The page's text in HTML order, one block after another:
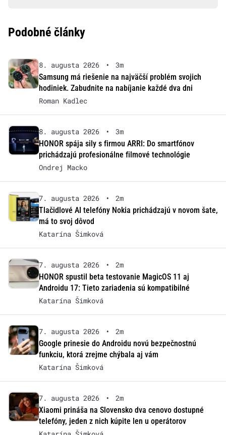
Podobné články
8. augusta 2026 •
3m
Samsung má riešenie na najväčší problém svojich
hodiniek. Zabudnite na nabíjanie každé dva dni
Roman Kadlec
8. augusta 2026 •
3m
HONOR spája sily s firmou ARRI: Do smartfónov
prichádzajú profesionálne filmové technológie
Ondrej Macko
7. augusta 2026 •
2m
Tlačidlové AI telefóny Nokia prichádzajú v novom šate,
má to svoj dôvod
Katarína Šimková
7. augusta 2026 •
2m
HONOR spustil beta testovanie MagicOS 11 aj
Androidu 17: Tieto zariadenia sú kompatibilné
Katarína Šimková
7. augusta 2026 •
2m
Google prinesie do Androidu novú bezpečnostnú
funkciu, ktorá zrejme chýbala aj vám
Katarína Šimková
7. augusta 2026 •
2m
Xiaomi prináša na Slovensko dva cenovo dostupné
telefóny, jeden z nich kúpite len u operátorov